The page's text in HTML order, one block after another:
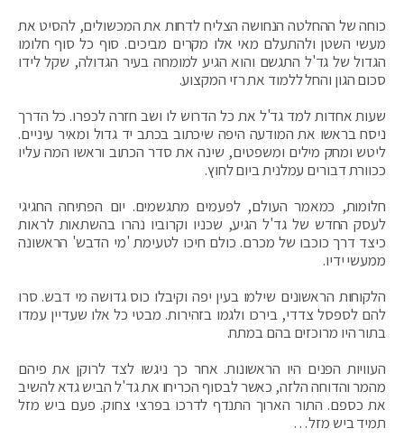
כוחה של ההחלטה הנחושה הצליח לדחות את המכשולים, להסיט את
מעשי השטן ולהתעלם מאי אלו מקרים מביכים. סוף כל סוף חלומו
הגדול של גד'ל התגשם והוא הגיע למומחה בעיר הגדולה, שקל לידו
סכום הגון והחל ללמוד את רזי המקצוע.
שעות אחדות למד גד'ל את כל הדרוש לו ושב חזרה לכפרו. כל הדרך
ניסח בראשו את המודעה היפה שיכתוב בכתב יד גדול ומאיר עיניים.
ליטש ומחק מילים ומשפטים, שינה את סדר הכתוב וראשו המה עליו
ככוורת דבורים עמלנית ביום לחוץ.
חלומות, כמאמר העולם, לפעמים מתגשמים. יום הפתיחה החגיגי
לעסק החדש של גד'ל הגיע, שכניו וקרוביו נהרו בהשתאות לראות
כיצד דרך כוכבו של מכרם. כולם חיכו לטעימת 'מי הדבש' הראשונה
ממעשי ידיו.
הלקוחות הראשונים שילמו בעין יפה וקיבלו כוס גדושה מי דבש. סרו
להם לספסל צדדי, בירכו ולגמו בזהירות. מבטי כל אלו שעדיין עמדו
בתור היו מרוכזים בהם במתח.
העוויות הפנים היו הראשונות. אחר כך ניגשו לצד לרוקן את פיהם
מהמר והדוחה הלזה, כאשר לבסוף הכריחו את גד'ל הביש גדא להשיב
את כספם. התור הארוך התנדף לדרכו בפרצי צחוק. פעם ביש מזל
תמיד ביש מזל…